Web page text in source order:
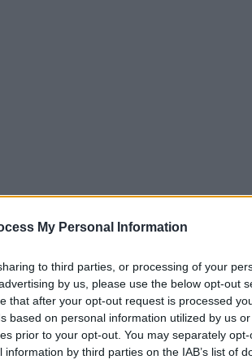
My Personal Information
to third parties, or processing of your
by us, please use the below opt-out
that after your opt-out request is processed
based on personal information utilized by us
prior to your opt-out. You may separately
by third parties on the IAB’s list of
StefanoBorghi, durante
straordinaria doppietta
del nostro calcio che è
bello dell'altro. E' un